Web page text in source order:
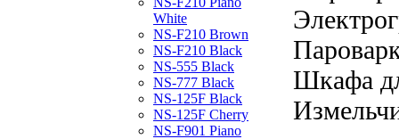
White
NS-F210 Brown
NS-F210 Black
NS-555 Black
NS-777 Black
NS-125F Black
NS-125F Cherry
NS-F901 Piano
Шкафа